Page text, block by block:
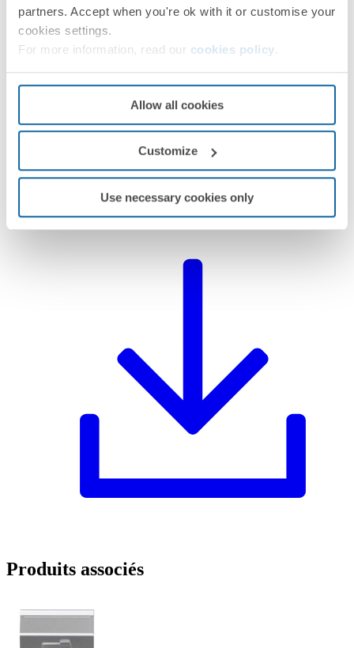
partners. Accept when you're ok with it or customise your
cookies settings.
For more information, read our cookies policy
Allow all cookies
Customize
Use necessary cookies only
Déclaration du produit
Produits associés